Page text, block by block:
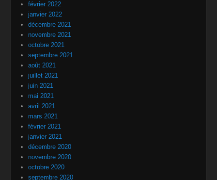
février 2022
janvier 2022
décembre 2021
novembre 2021
octobre 2021
septembre 2021
août 2021
juillet 2021
juin 2021
mai 2021
avril 2021
mars 2021
février 2021
janvier 2021
décembre 2020
novembre 2020
octobre 2020
septembre 2020